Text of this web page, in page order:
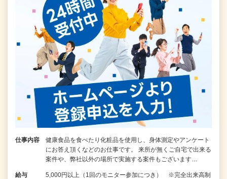
仕事内容
健康食品を食べたり化粧品を使用し、身体測定やアンケート
にお答え頂くなどのお仕事です。 来所が無くご自宅で出来る
案件や、弊社以外の場所で実施する案件もございます…
給与 5,000円以上（1回のモニター参加につき） ※完全出来高制